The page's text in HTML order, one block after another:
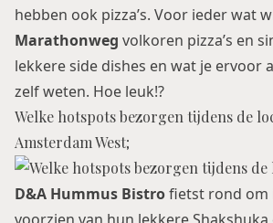
hebben ook pizza’s. Voor ieder wat
Marathonweg volkoren pizza’s en
lekkere side dishes en wat je ervoor
zelf weten. Hoe leuk!?
Welke hotspots bezorgen tijdens de
Amsterdam West;
D&A Hummus Bistrofietst rond om